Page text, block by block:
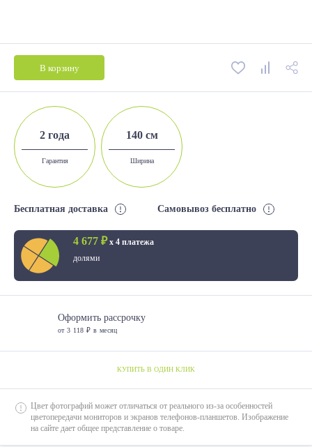
В корзину
2 года
Гарантия
140 см
Ширина
Бесплатная доставка Самовывоз бесплатно
4 677 ₽х 4 платежа
долями
Оформить рассрочку
от 3 118 ₽ в месяц
КУПИТЬ В ОДИН КЛИК
Цвет фотографий может отличаться от реального из-за особенностей
цветопередачи мониторов и экранов телефонов-планшетов. Изображение
на сайте дает общее представление о товаре.